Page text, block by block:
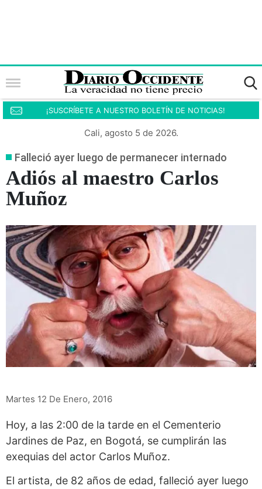
¡SUSCRÍBETE A NUESTRO BOLETÍN DE NOTICIAS!
Cali, agosto 5 de 2026.
Falleció ayer luego de permanecer internado
Adiós al maestro Carlos
Muñoz
Martes 12 De Enero, 2016
Hoy, a las 2:00 de la tarde en el Cementerio
Jardines de Paz, en Bogotá, se cumplirán las
exequias del actor Carlos Muñoz.
El artista, de 82 años de edad, falleció ayer luego